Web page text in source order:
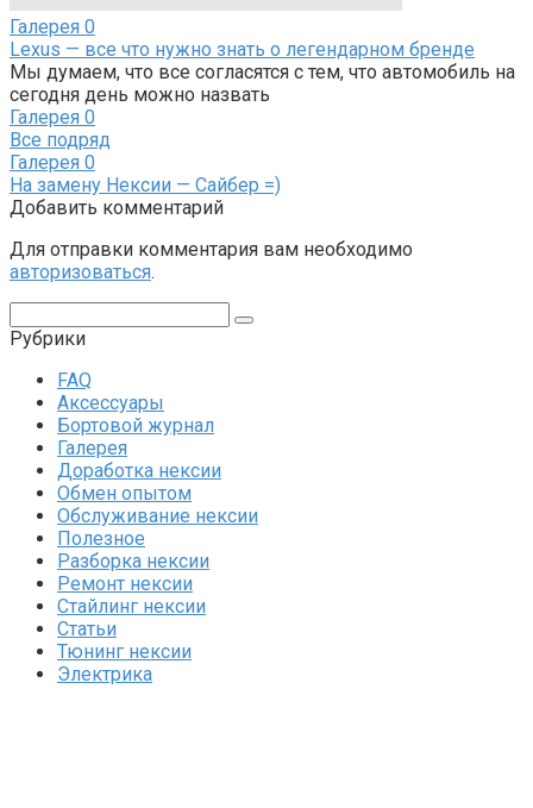
Галерея 0
Lexus — все что нужно знать о легендарном бренде
Мы думаем, что все согласятся с тем, что автомобиль на
сегодня день можно назвать
Галерея 0
Все подряд
Галерея 0
На замену Нексии — Сайбер =)
Добавить комментарий
Для отправки комментария вам необходимо
авторизоваться.
Рубрики
FAQ
Аксессуары
Бортовой журнал
Галерея
Доработка нексии
Обмен опытом
Обслуживание нексии
Полезное
Разборка нексии
Ремонт нексии
Стайлинг нексии
Статьи
Тюнинг нексии
Электрика